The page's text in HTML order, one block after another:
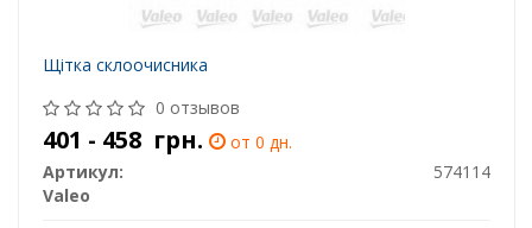
Щітка склоочисника
0 отзывов
401 - 458 грн.
от 0 дн.
Артикул:
574114
Valeo